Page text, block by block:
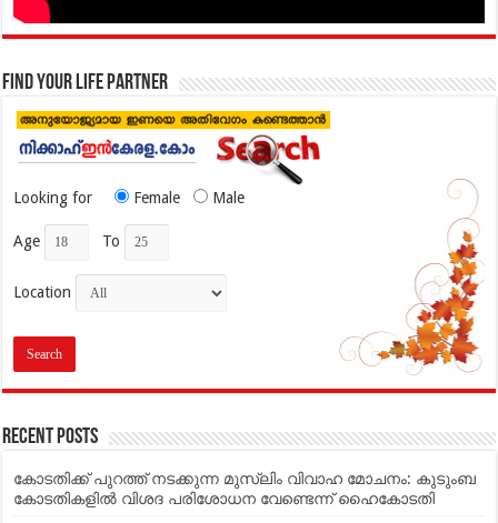
Find your life partner
Looking for Female Male
Age To
Location
Recent Posts
കോടതിക്ക് പുറത്ത് നടക്കുന്ന മുസ്‌ലിം വിവാഹ മോചനം: കുടുംബ
കോടതികളില്‍ വിശദ പരിശോധന വേണ്ടെന്ന് ഹൈകോടതി